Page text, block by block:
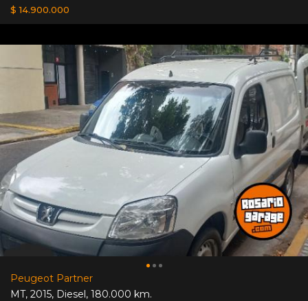
$ 14.900.000
Peugeot Partner
MT, 2015, Diesel, 180.000 km.